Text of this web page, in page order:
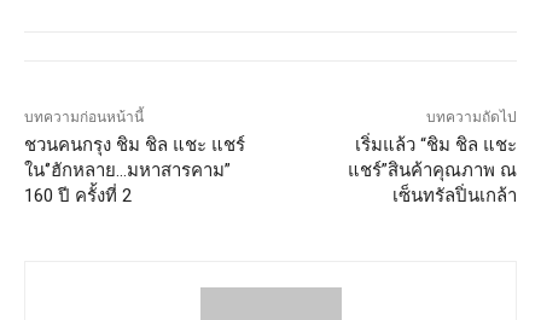
บทความก่อนหน้านี้
ชวนคนกรุง ชิม ชิล แชะ แชร์
ใน‘’ฮักหลาย…มหาสารคาม”
160 ปี ครั้งที่ 2
บทความถัดไป
เริ่มแล้ว “ชิม ชิล แชะ
แชร์”สินค้าคุณภาพ ณ
เซ็นทรัลปิ่นเกล้า